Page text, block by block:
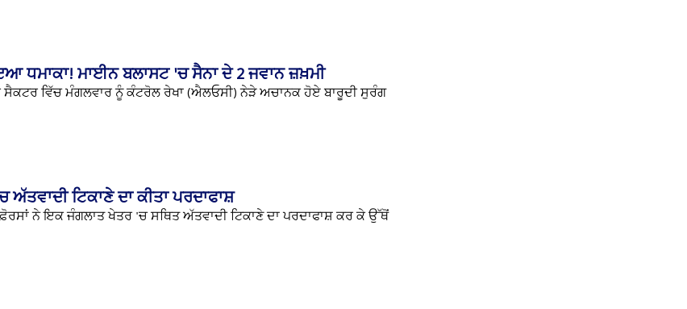
ਧਮਾਕਾ! ਮਾਈਨ ਬਲਾਸਟ 'ਚ ਸੈਨਾ ਦੇ 2 ਜਵਾਨ ਜ਼ਖ਼ਮੀ
ਸੈਕਟਰ ਵਿੱਚ ਮੰਗਲਵਾਰ ਨੂੰ ਕੰਟਰੋਲ ਰੇਖਾ (ਐਲਓਸੀ) ਨੇੜੇ ਅਚਾਨਕ ਹੋਏ ਬਾਰੂਦੀ ਸੁਰੰਗ
ਟਿਕਾਣੇ ਦਾ ਕੀਤਾ ਪਰਦਾਫਾਸ਼
ਨੇ ਇਕ ਜੰਗਲਾਤ ਖੇਤਰ 'ਚ ਸਥਿਤ ਅੱਤਵਾਦੀ ਟਿਕਾਣੇ ਦਾ ਪਰਦਾਫਾਸ਼ ਕਰ ਕੇ ਉੱਥੋਂ